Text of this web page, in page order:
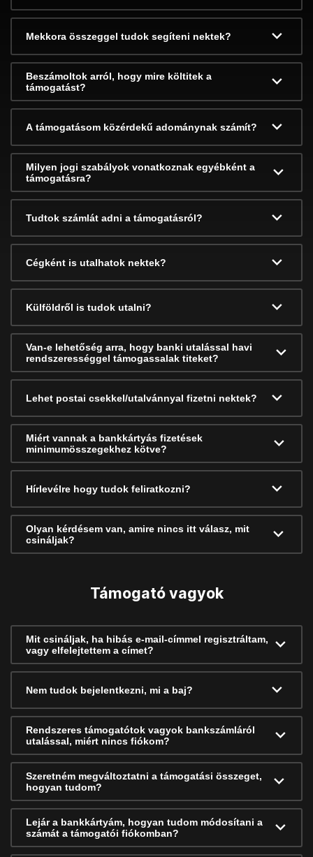
Mekkora összeggel tudok segíteni nektek?
Beszámoltok arról, hogy mire költitek a
támogatást?
A támogatásom közérdekű adománynak számít?
Milyen jogi szabályok vonatkoznak egyébként a
támogatásra?
Tudtok számlát adni a támogatásról?
Cégként is utalhatok nektek?
Külföldről is tudok utalni?
Van-e lehetőség arra, hogy banki utalással havi
rendszerességgel támogassalak titeket?
Lehet postai csekkel/utalvánnyal fizetni nektek?
Miért vannak a bankkártyás fizetések
minimumösszegekhez kötve?
Hírlevélre hogy tudok feliratkozni?
Olyan kérdésem van, amire nincs itt válasz, mit
csináljak?
Támogató vagyok
Mit csináljak, ha hibás e-mail-címmel regisztráltam,
vagy elfelejtettem a címet?
Nem tudok bejelentkezni, mi a baj?
Rendszeres támogatótok vagyok bankszámláról
utalással, miért nincs fiókom?
Szeretném megváltoztatni a támogatási összeget,
hogyan tudom?
Lejár a bankkártyám, hogyan tudom módosítani a
számát a támogatói fiókomban?